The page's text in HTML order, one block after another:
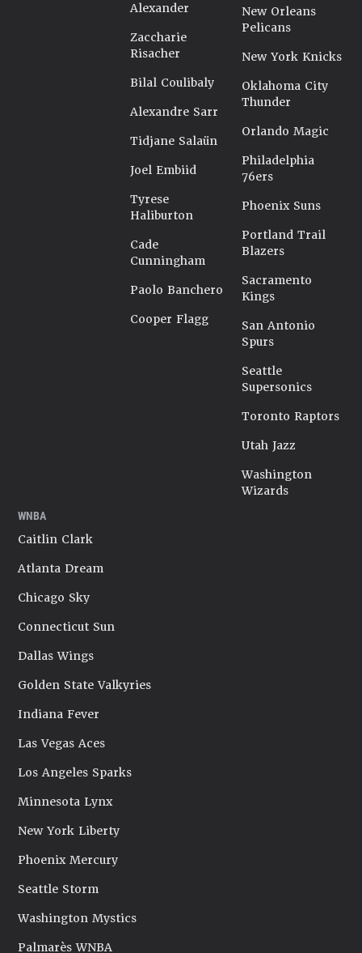
Alexander
Zaccharie
Risacher
Bilal Coulibaly
Alexandre Sarr
Tidjane Salaün
Joel Embiid
Tyrese
Haliburton
Cade
Cunningham
Paolo Banchero
Cooper Flagg
New Orleans
Pelicans
New York Knicks
Oklahoma City
Thunder
Orlando Magic
Philadelphia
76ers
Phoenix Suns
Portland Trail
Blazers
Sacramento
Kings
San Antonio
Spurs
Seattle
Supersonics
Toronto Raptors
Utah Jazz
Washington
Wizards
WNBA
Caitlin Clark
Atlanta Dream
Chicago Sky
Connecticut Sun
Dallas Wings
Golden State Valkyries
Indiana Fever
Las Vegas Aces
Los Angeles Sparks
Minnesota Lynx
New York Liberty
Phoenix Mercury
Seattle Storm
Washington Mystics
Palmarès WNBA